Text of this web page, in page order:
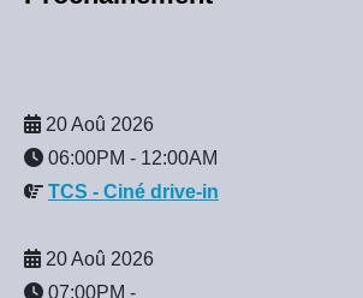
20 Aoû 2026
06:00PM - 12:00AM
TCS - Ciné drive-in
20 Aoû 2026
07:00PM -